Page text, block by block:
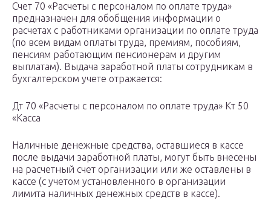
Счет 70 «Расчеты с персоналом по оплате труда»
предназначен для обобщения информации о
расчетах с работниками организации по оплате труда
(по всем видам оплаты труда, премиям, пособиям,
пенсиям работающим пенсионерам и другим
выплатам). Выдача заработной платы сотрудникам в
бухгалтерском учете отражается:
Дт 70 «Расчеты с персоналом по оплате труда» Кт 50
«Касса
Наличные денежные средства, оставшиеся в кассе
после выдачи заработной платы, могут быть внесены
на расчетный счет организации или же оставлены в
кассе (с учетом установленного в организации
лимита наличных денежных средств в кассе).